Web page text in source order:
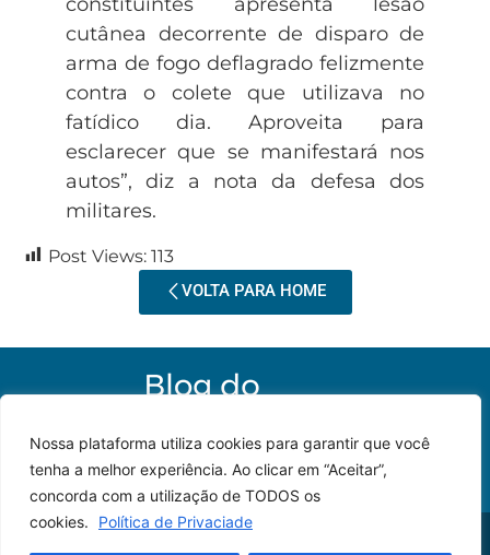
Nossa plataforma utiliza cookies para garantir que você
tenha a melhor experiência. Ao clicar em “Aceitar”,
concorda com a utilização de TODOS os
cookies.
Política de Privaciade
cutânea decorrente de disparo de
arma de fogo deflagrado felizmente
contra o colete que utilizava no
fatídico dia. Aproveita para
esclarecer que se manifestará nos
autos”, diz a nota da defesa dos
militares.
Post Views: 113
VOLTA PARA HOME